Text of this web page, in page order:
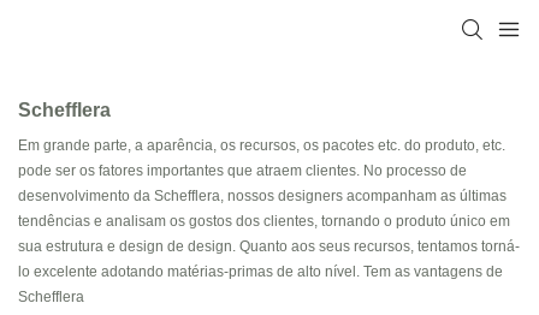
Schefflera
Em grande parte, a aparência, os recursos, os pacotes etc. do produto, etc.
pode ser os fatores importantes que atraem clientes. No processo de
desenvolvimento da Schefflera, nossos designers acompanham as últimas
tendências e analisam os gostos dos clientes, tornando o produto único em
sua estrutura e design de design. Quanto aos seus recursos, tentamos torná-
lo excelente adotando matérias-primas de alto nível. Tem as vantagens de
Schefflera